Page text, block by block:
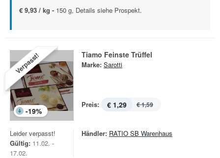
€ 9,93 / kg - 150 g, Details siehe Prospekt.
Verpasst!
-19%
Tiamo Feinste Trüffel
Marke: Sarotti
Preis: € 1,29 € 1,59
Leider verpasst!
Gültig: 11.02. -
17.02.
Händler: RATIO SB Warenhaus